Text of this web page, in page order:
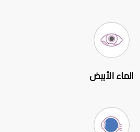
الماء الأبيض